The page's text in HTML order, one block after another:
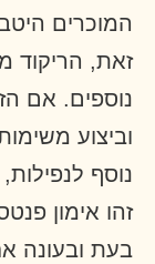
המוכרים
זאת, הריקוד
נוספים. אם
וביצוע
נוסף
זהו אימון
בעת ובעונה